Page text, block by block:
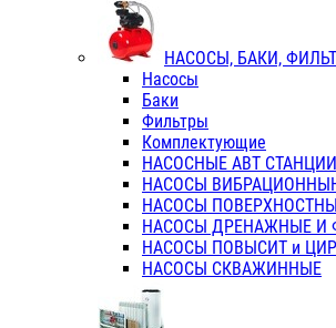
НАСОСЫ, БАКИ,
Насосы
Баки
Фильтры
Комплектующие
НАСОСНЫЕ АВТ СТАНЦИИ
НАСОСЫ
НАСОСЫ
НАСОСЫ ДРЕНАЖНЫЕ И
НАСОСЫ ПОВЫСИТ и
НАСОСЫ СКВАЖИННЫЕ